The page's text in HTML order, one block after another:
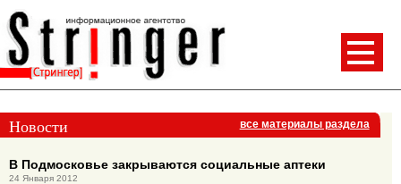
Новости все материалы раздела
В Подмосковье закрываются социальные аптеки
24 Января 2012